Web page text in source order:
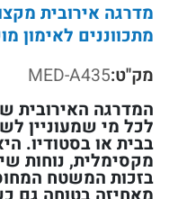
מתכווננים לאימון
מק"ט:MED-A435
המדרגה האירובית
לכל מי שמעוניין
בבית או בסטודיו.
מקסימלית, נוחות
בזכות המשטח